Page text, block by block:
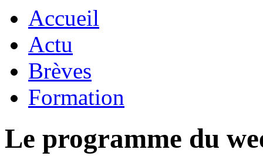
Accueil
Actu
Brèves
Formation
Le programme du